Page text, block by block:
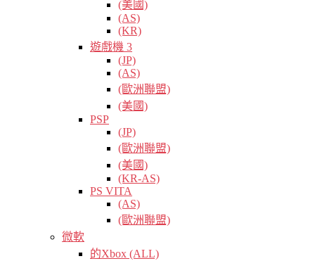
(美國)
(AS)
(KR)
遊戲機 3
(JP)
(AS)
(歐洲聯盟)
(美國)
PSP
(JP)
(歐洲聯盟)
(美國)
(KR-AS)
PS VITA
(AS)
(歐洲聯盟)
微軟
的Xbox (ALL)